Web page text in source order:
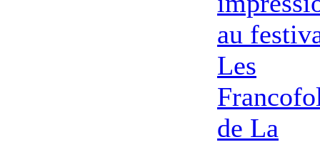
au
Les
de La